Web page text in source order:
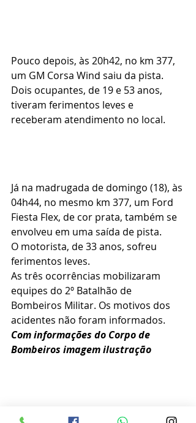
Pouco depois, às 20h42, no km 377,
um GM Corsa Wind saiu da pista.
Dois ocupantes, de 19 e 53 anos,
tiveram ferimentos leves e
receberam atendimento no local.
Já na madrugada de domingo (18), às
04h44, no mesmo km 377, um Ford
Fiesta Flex, de cor prata, também se
envolveu em uma saída de pista.
O motorista, de 33 anos, sofreu
ferimentos leves.
As três ocorrências mobilizaram
equipes do 2º Batalhão de
Bombeiros Militar. Os motivos dos
acidentes não foram informados.
Com informações do Corpo de
Bombeiros imagem ilustração